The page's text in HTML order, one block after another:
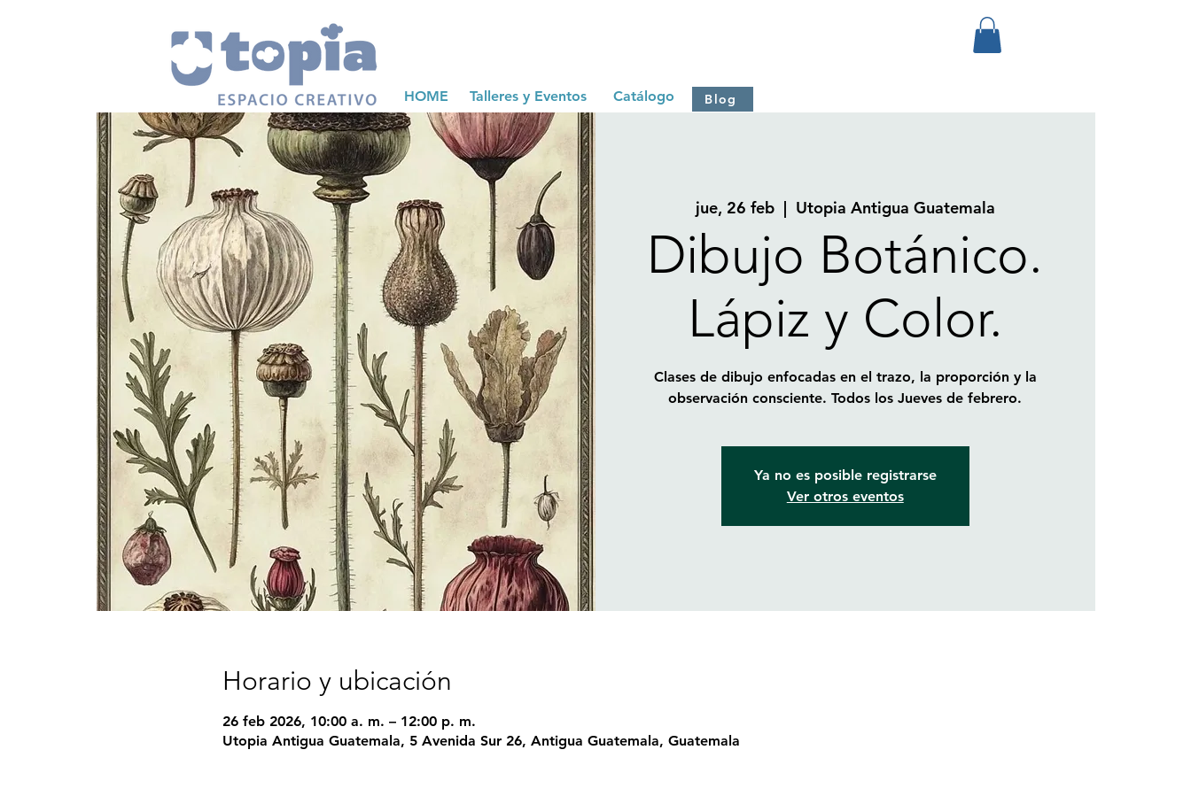
HOME Talleres y Eventos Catálogo Blog
jue, 26 feb
  |
Utopia Antigua Guatemala
Dibujo Botánico.
Lápiz y Color.
Clases de dibujo enfocadas en el trazo, la proporción y la
observación consciente. Todos los Jueves de febrero.
Ya no es posible registrarse
Ver otros eventos
Horario y ubicación
26 feb 2026, 10:00 a. m. – 12:00 p. m.
Utopia Antigua Guatemala, 5 Avenida Sur 26, Antigua Guatemala, Guatemala